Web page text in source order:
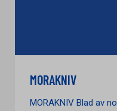
MORAKNIV
MORAKNIV Blad av